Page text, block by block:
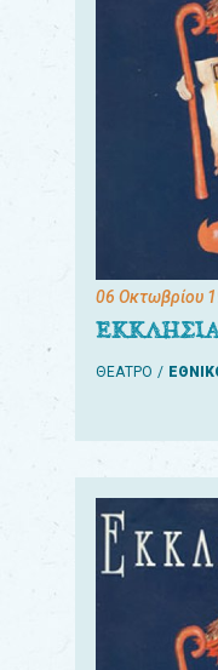
06 Οκτωβρίου
ΘΕΑΤΡΟ